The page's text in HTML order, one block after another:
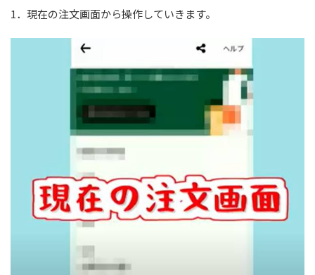
1．現在の注文画面から操作していきます。